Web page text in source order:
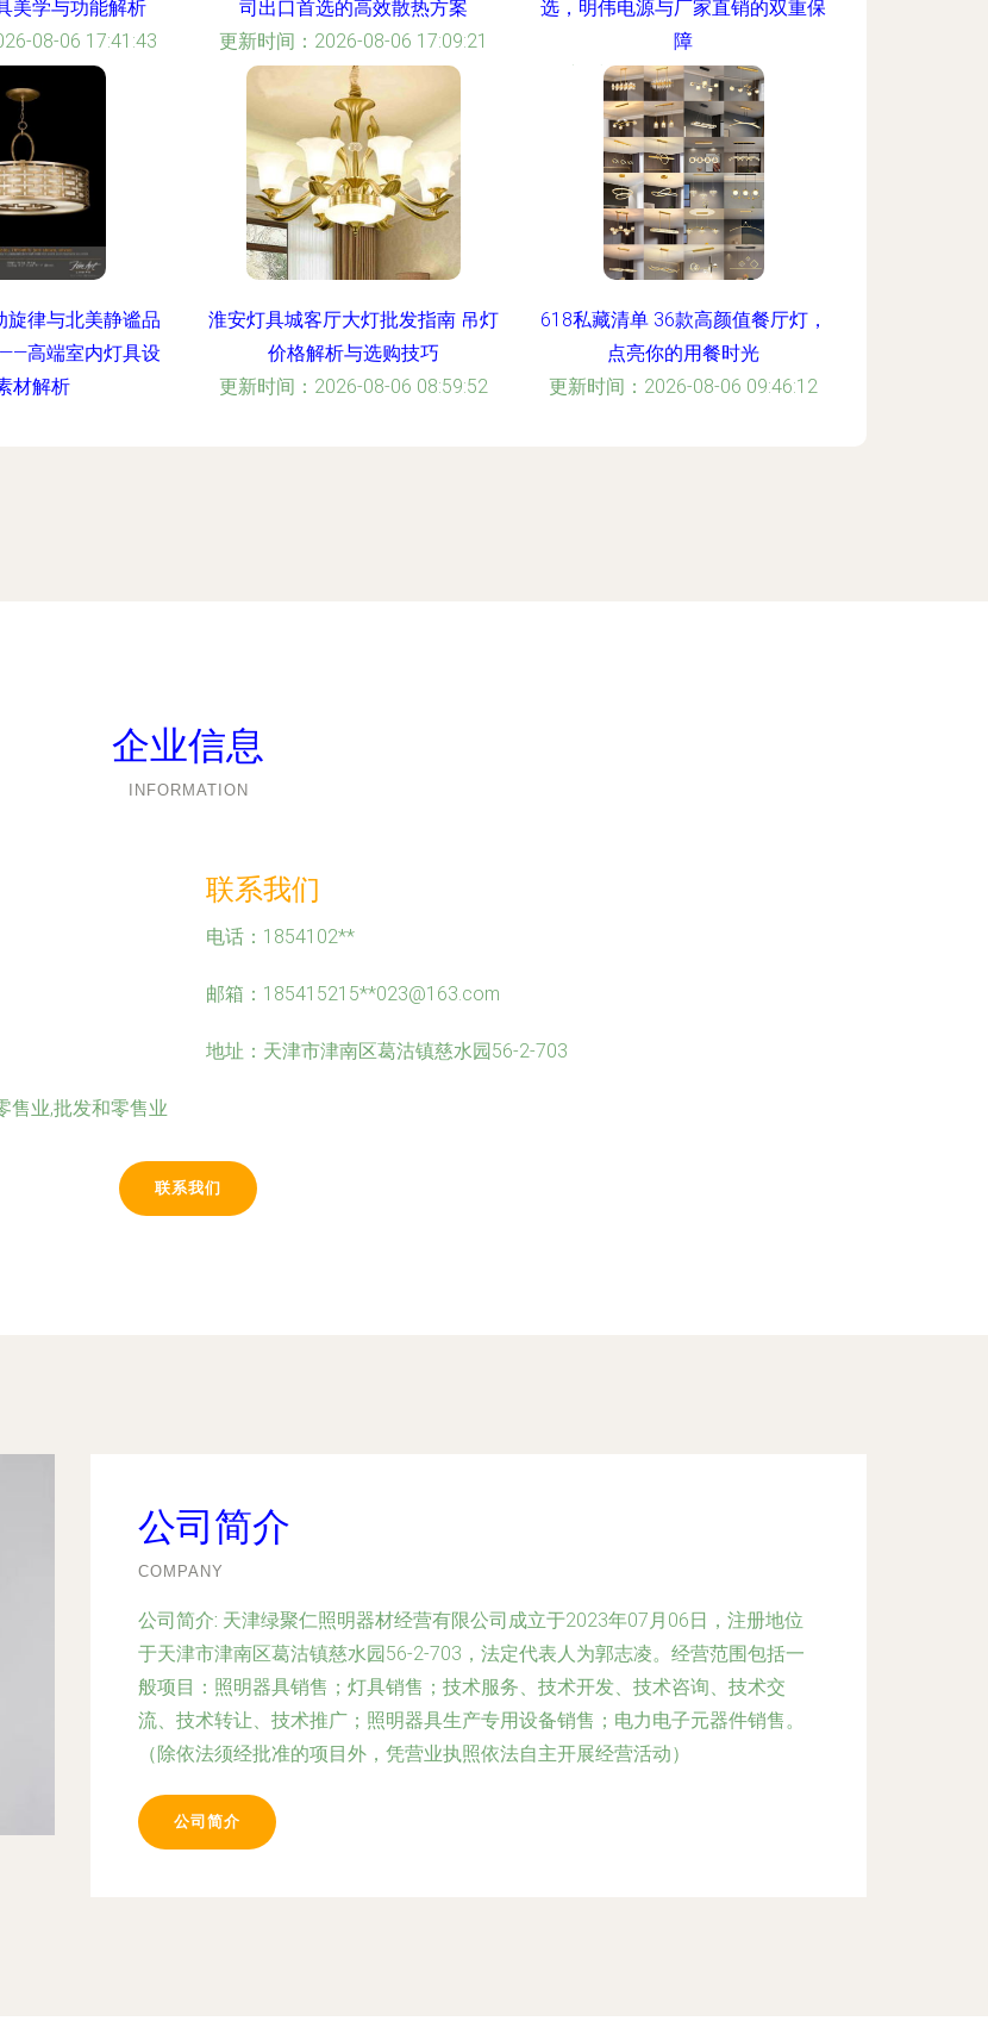
美学与功能解析
08-06 17:41:43
司出口首选的高效散热方案
更新时间：2026-08-06 17:09:21
选，明伟电源与厂家直销的双重保
障
更新时间：2026-08-06 07:23:01
旋律与北美静谧品
高端室内灯具设
材解析
淮安灯具城客厅大灯批发指南 吊灯
价格解析与选购技巧
更新时间：2026-08-06 08:59:52
618私藏清单 36款高颜值餐厅灯，
点亮你的用餐时光
更新时间：2026-08-06 09:46:12
企业信息
INFORMATION
售业,批发和零售业
联系我们
电话：1854102**
邮箱：185415215**023@163.com
地址：天津市津南区葛沽镇慈水园56-2-703
联系我们
公司简介
COMPANY
公司简介: 天津绿聚仁照明器材经营有限公司成立于2023年07月06日，注册地位
于天津市津南区葛沽镇慈水园56-2-703，法定代表人为郭志凌。经营范围包括一
般项目：照明器具销售；灯具销售；技术服务、技术开发、技术咨询、技术交
流、技术转让、技术推广；照明器具生产专用设备销售；电力电子元器件销售。
（除依法须经批准的项目外，凭营业执照依法自主开展经营活动）
公司简介